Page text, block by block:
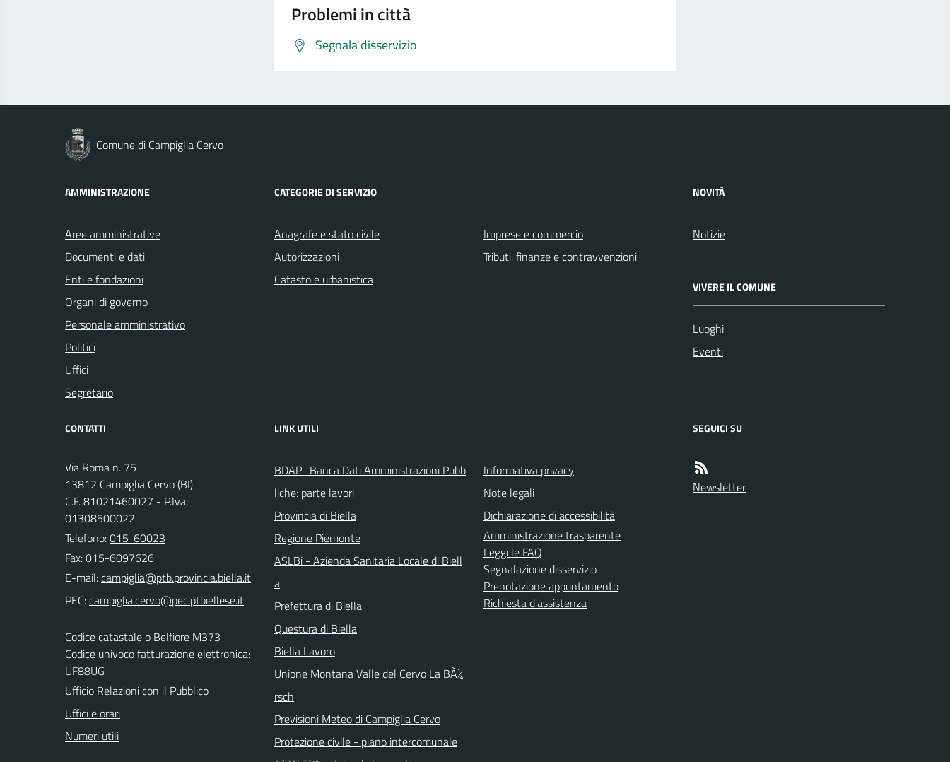
Problemi in città
Segnala disservizio
Comune di Campiglia Cervo
AMMINISTRAZIONE
Aree amministrative
Documenti e dati
Enti e fondazioni
Organi di governo
Personale amministrativo
Politici
Uffici
Segretario
CATEGORIE DI SERVIZIO
Anagrafe e stato civile
Autorizzazioni
Catasto e urbanistica
Imprese e commercio
Tributi, finanze e contravvenzioni
NOVITÀ
Notizie
VIVERE IL COMUNE
Luoghi
Eventi
CONTATTI
Via Roma n. 75
13812 Campiglia Cervo (BI)
C.F. 81021460027 - P.Iva:
01308500022
Telefono:015-60023
Fax: 015-6097626
E-mail:
PEC:
Codice catastale o Belfiore M373
Codice univoco fatturazione elettronica:
UF88UG
Ufficio Relazioni con il Pubblico
Uffici e orari
Numeri utili
LINK UTILI
BDAP- Banca Dati Amministrazioni Pubb
liche: parte lavori
Provincia di Biella
Regione Piemonte
ASLBi - Azienda Sanitaria Locale di Biell
a
Prefettura di Biella
Questura di Biella
Biella Lavoro
Unione Montana Valle del Cervo La BÃ¼
rsch
Previsioni Meteo di Campiglia Cervo
Protezione civile - piano intercomunale
Informativa privacy
Note legali
Dichiarazione di accessibilità
Amministrazione trasparente
Leggi le FAQ
Segnalazione disservizio
Prenotazione appuntamento
Richiesta d'assistenza
SEGUICI SU
Newsletter